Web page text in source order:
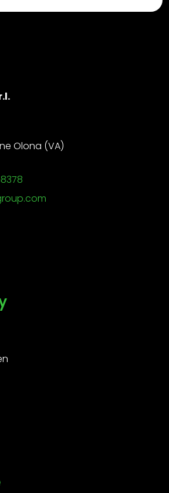
Olona (VA)